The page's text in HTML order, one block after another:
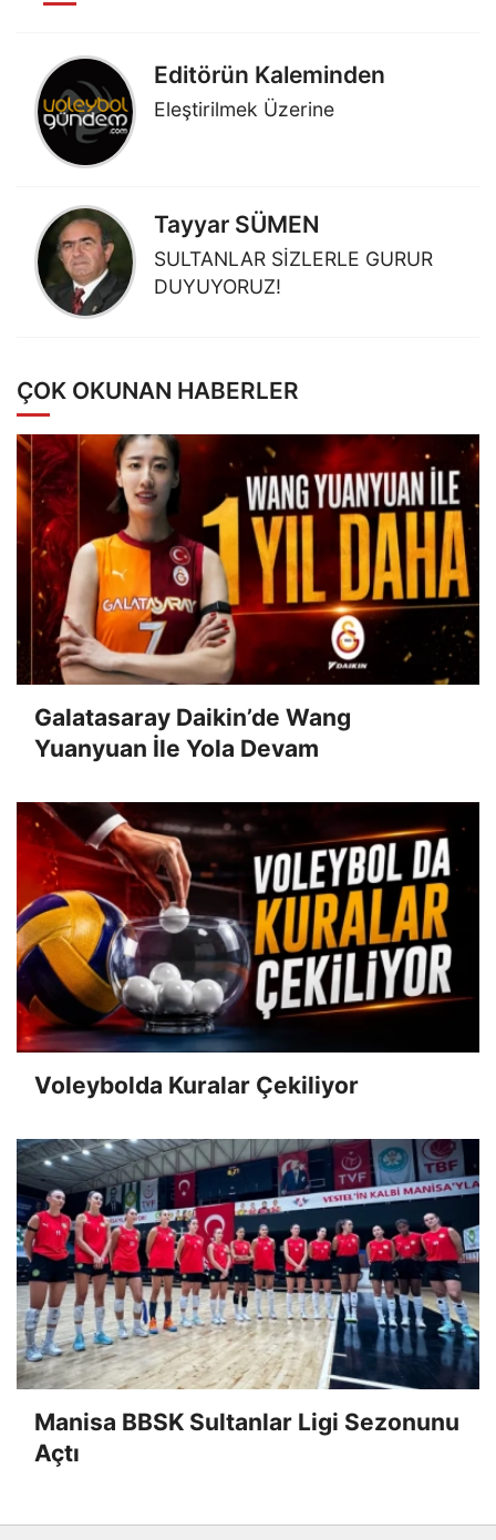
Editörün Kaleminden
Eleştirilmek Üzerine
Tayyar SÜMEN
SULTANLAR SİZLERLE GURUR
DUYUYORUZ!
ÇOK OKUNAN HABERLER
Galatasaray Daikin’de Wang
Yuanyuan İle Yola Devam
Voleybolda Kuralar Çekiliyor
Manisa BBSK Sultanlar Ligi Sezonunu
Açtı